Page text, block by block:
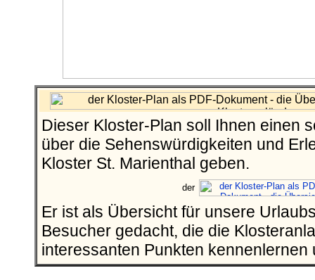
Dieser Kloster-Plan soll Ihnen einen
über die Sehenswürdigkeiten und
Kloster St. Marienthal geben.
Er ist als Übersicht für unsere
Besucher gedacht, die die
interessanten Punkten kennenlernen